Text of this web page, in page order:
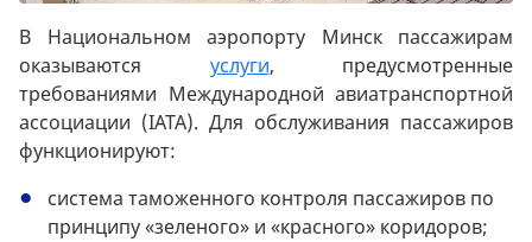
В Национальном аэропорту Минск пассажирам
оказываются услуги, предусмотренные
требованиями Международной авиатранспортной
ассоциации (IATA). Для обслуживания пассажиров
функционируют:
система таможенного контроля пассажиров по
принципу «зеленого» и «красного» коридоров;